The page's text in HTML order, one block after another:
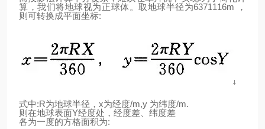
算，我们将地球视为正球体。取地球半径为6371116m
，
则可转换成平面坐标:
式中:R为地球半径， x为经度/m,y 为纬度/m.
则 在地球表面Y经度处，经度差、纬度差
各为一度的方格面积为: